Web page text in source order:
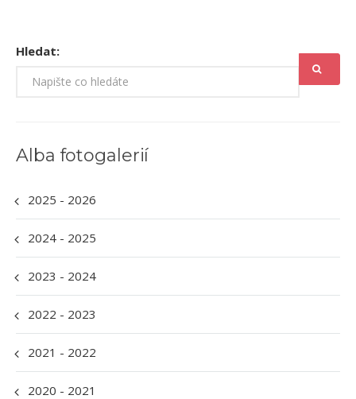
Hledat:
Alba fotogalerií
2025 - 2026
2024 - 2025
2023 - 2024
2022 - 2023
2021 - 2022
2020 - 2021